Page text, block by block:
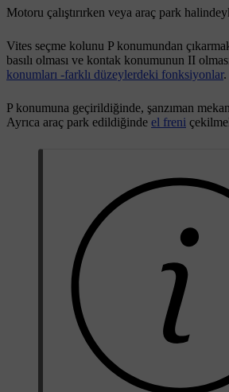
Motoru çalıştırırken veya araç park
Vites seçme kolunu P konumundan
basılı olması ve kontak konumunun II
konumları -farklı düzeylerdeki fonksiyonlar.
P konumuna geçirildiğinde, şanzıman
Ayrıca araç park edildiğinde el freni